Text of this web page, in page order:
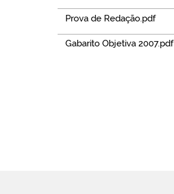
Prova de Redação.pdf
Gabarito Objetiva 2007.pdf